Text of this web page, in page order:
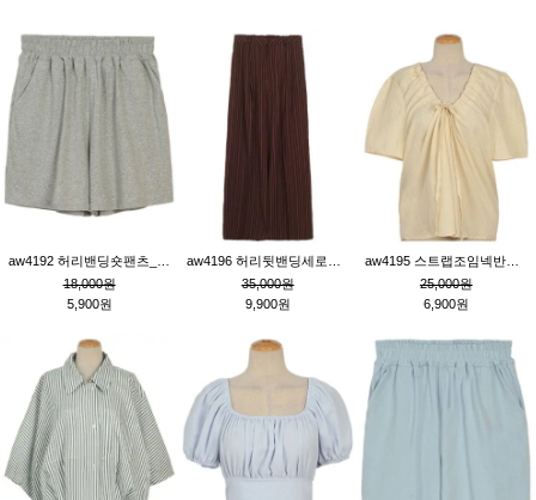
18,000원
5,900원
35,000원
9,900원
25,000원
6,900원